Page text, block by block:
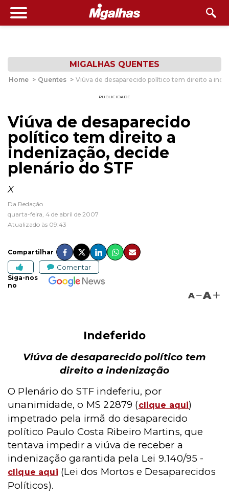
MIGALHAS QUENTES
Home > Quentes > Viúva de desaparecido político tem direito a
PUBLICIDADE
Viúva de desaparecido
político tem direito a
indenização, decide
plenário do STF
X
Da Redação
quarta-feira, 4 de abril de 2007
Atualizado às 09:43
Compartilhar
Comentar
Siga-nos
no
A A
Indeferido
Viúva de desaparecido político tem
direito a indenização
O Plenário do STF indeferiu, por
unanimidade, o MS 22879 (clique aqui)
impetrado pela irmã do desaparecido
político Paulo Costa Ribeiro Martins, que
tentava impedir a viúva de receber a
indenização garantida pela Lei 9.140/95 -
clique aqui (Lei dos Mortos e Desaparecidos
Políticos).